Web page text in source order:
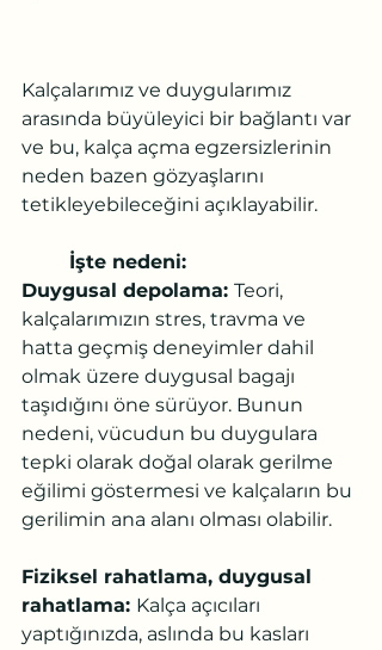
Kalçalarımız ve duygularımız
arasında büyüleyici bir bağlantı var
ve bu, kalça açma egzersizlerinin
neden bazen gözyaşlarını
tetikleyebileceğini açıklayabilir.
İşte nedeni:
Duygusal depolama: Teori,
kalçalarımızın stres, travma ve
hatta geçmiş deneyimler dahil
olmak üzere duygusal bagajı
taşıdığını öne sürüyor. Bunun
nedeni, vücudun bu duygulara
tepki olarak doğal olarak gerilme
eğilimi göstermesi ve kalçaların bu
gerilimin ana alanı olması olabilir.
Fiziksel rahatlama, duygusal
rahatlama: Kalça açıcıları
yaptığınızda, aslında bu kasları